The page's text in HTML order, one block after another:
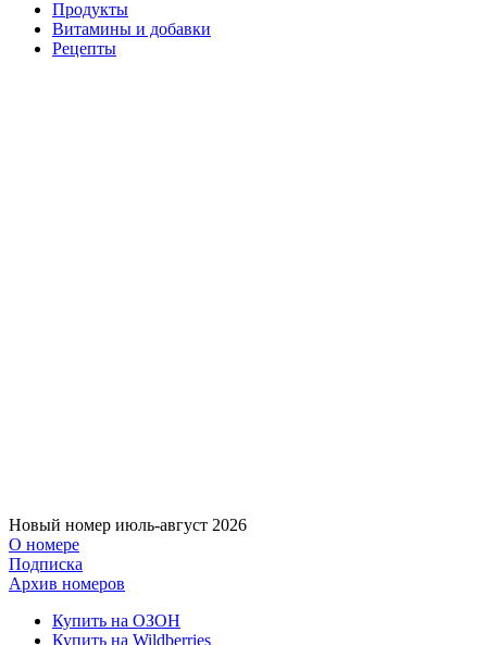
Продукты
Витамины и добавки
Рецепты
Новый номер июль-август 2026
О номере
Подписка
Архив номеров
Купить на ОЗОН
Купить на Wildberries